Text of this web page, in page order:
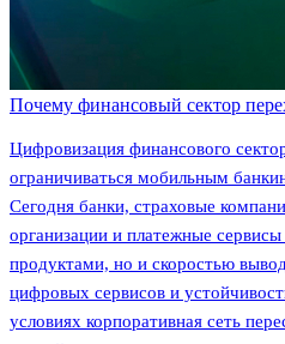
Почему финансовый сектор
Цифровизация финансового
ограничиваться мобильным
Сегодня банки, страховые
организации и платежные
продуктами, но и скоростью
цифровых сервисов и
условиях корпоративная сеть